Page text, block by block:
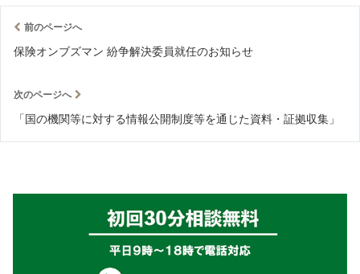
前のページへ
保険オンブズマン 紛争解決委員就任のお知らせ
次のページへ
「国の機関等に対する情報公開制度等を通じた資料・証拠収集」